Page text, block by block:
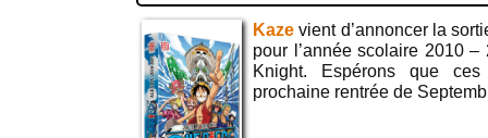
Kaze vient d’annoncer la
pour l’année scolaire 2010
Knight. Espérons que
prochaine rentrée de